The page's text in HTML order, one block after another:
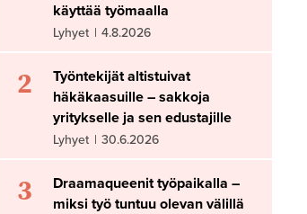
käyttää työmaalla
Lyhyet | 4.8.2026
2
Työntekijät altistuivat
häkäkaasuille – sakkoja
yritykselle ja sen edustajille
Lyhyet | 30.6.2026
3
Draamaqueenit työpaikalla –
miksi työ tuntuu olevan välillä